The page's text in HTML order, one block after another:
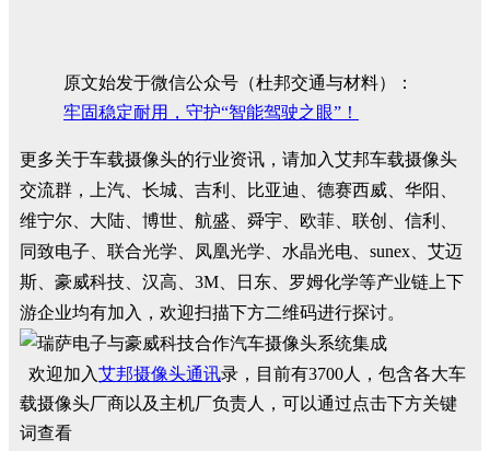
原文始发于微信公众号（杜邦交通与材料）：
牢固稳定耐用，守护“智能驾驶之眼”！
更多关于车载摄像头的行业资讯，请加入艾邦车载摄像头
交流群，上汽、长城、吉利、比亚迪、德赛西威、华阳、
维宁尔、大陆、博世、航盛、舜宇、欧菲、联创、信利、
同致电子、联合光学、凤凰光学、水晶光电、sunex、艾迈
斯、豪威科技、汉高、3M、日东、罗姆化学等产业链上下
游企业均有加入，欢迎扫描下方二维码进行探讨。
欢迎加入艾邦摄像头通讯录，目前有3700人，包含各大车
载摄像头厂商以及主机厂负责人，可以通过点击下方关键
词查看